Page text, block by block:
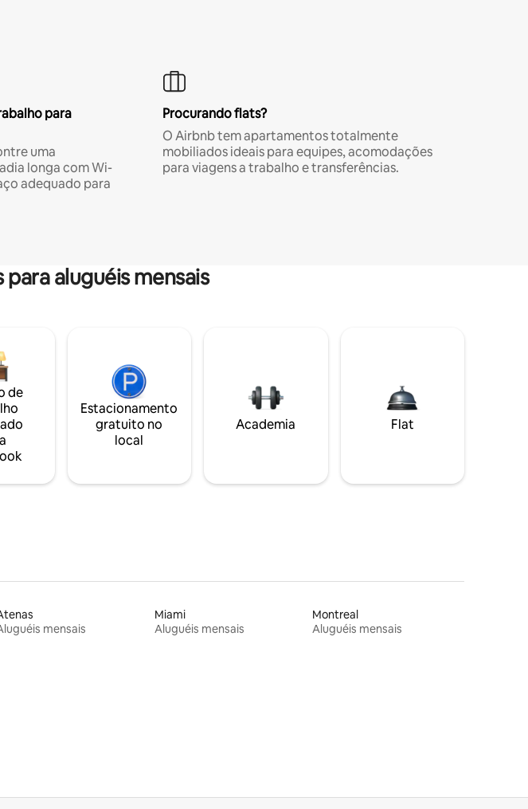
para
uma
longa com Wi-
adequado para
Procurando flats?
O Airbnb tem apartamentos totalmente
mobiliados ideais para equipes, acomodações
para viagens a trabalho e transferências.
aluguéis mensais
de
Estacionamento
gratuito no
local
Academia Flat
mensais
Miami
Aluguéis mensais
Montreal
Aluguéis mensais